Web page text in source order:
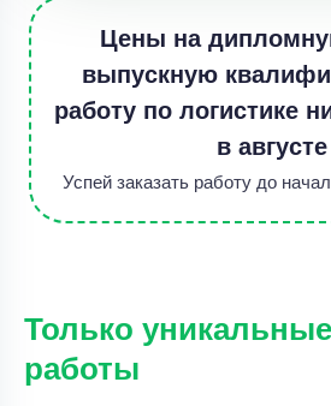
Цены на
выпускную
работу по логистике
в августе
Успей заказать работу до
Только уникальные
работы